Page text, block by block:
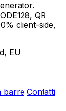
QR
client-side,
EU
barre Contatti